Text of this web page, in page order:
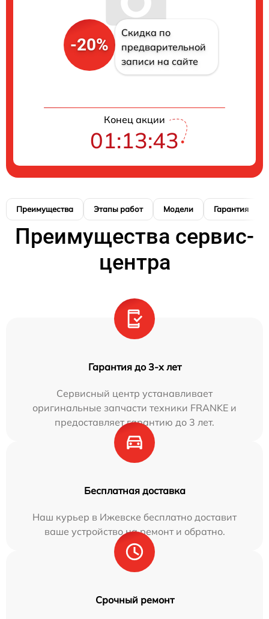
-20%
Скидка по
предварительной
записи на сайте
Конец акции
01:13:41
Преимущества Этапы работ Модели Гарантия
Преимущества сервис-
центра
Гарантия до 3-х лет
Сервисный центр устанавливает
оригинальные запчасти техники FRANKE и
предоставляет гарантию до 3 лет.
Бесплатная доставка
Наш курьер в Ижевске бесплатно доставит
ваше устройство на ремонт и обратно.
Срочный ремонт